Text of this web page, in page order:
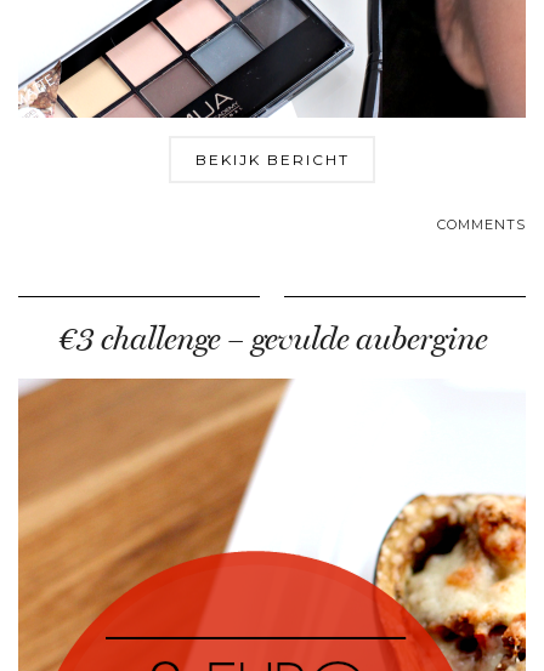
BEKIJK BERICHT
COMMENTS
€3 challenge – gevulde aubergine